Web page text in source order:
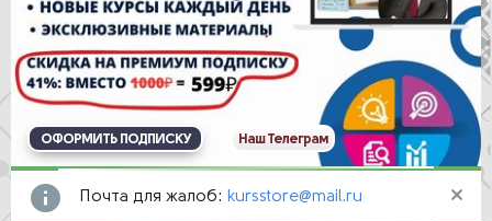
ОФОРМИТЬ ПОДПИСКУ Наш Телеграм
Почта для жалоб: kursstore@mail.ru